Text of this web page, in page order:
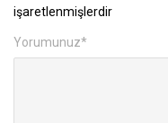
işaretlenmişlerdir
Yorumunuz*